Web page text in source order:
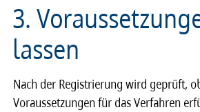
3.
lassen
Nach der Registrierung wird geprüft,
Voraussetzungen für das Verfahren